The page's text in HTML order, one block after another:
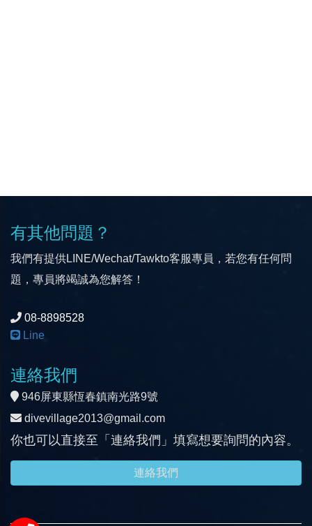
有其他問題？
我們有提供LINE/Wechat/Tawkto客服專員，若您有任何問
題，專員將竭誠為您解答！
08-8898528
Line
連絡我們
946屏東縣恆春鎮南光路9號
divevillage2013@gmail.com
你也可以直接至「連絡我們」填寫想要詢問的內容。
連絡我們